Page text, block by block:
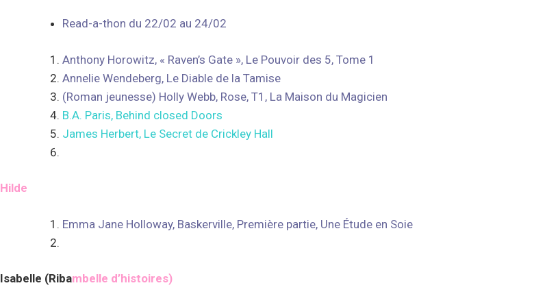
Read-a-thon du 22/02 au 24/02
Anthony Horowitz, « Raven’s Gate », Le Pouvoir des 5, Tome 1
Annelie Wendeberg, Le Diable de la Tamise
(Roman jeunesse) Holly Webb, Rose, T1, La Maison du Magicien
B.A. Paris, Behind closed Doors
James Herbert, Le Secret de Crickley Hall
Hilde
Emma Jane Holloway, Baskerville, Première partie, Une Étude en Soie
Isabelle (Ribambelle d’histoires)